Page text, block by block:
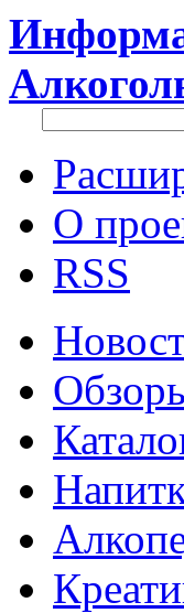
О
RSS